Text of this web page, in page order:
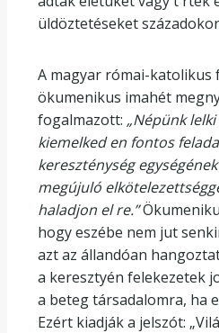
üldöztetéseket
A magyar római-katolikus
ökumenikus imahét
fogalmazott: „Népünk
kiemelked en fontos
kereszténység
megújuló
haladjon el re.”
hogy eszébe nem jut
azt az állandóan
a keresztyén felekezetek
a beteg társadalomra, ha
Ezért kiadják a jelszót: